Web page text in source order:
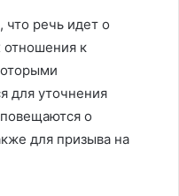
что речь идет о
к
для уточнения
о
для призыва на